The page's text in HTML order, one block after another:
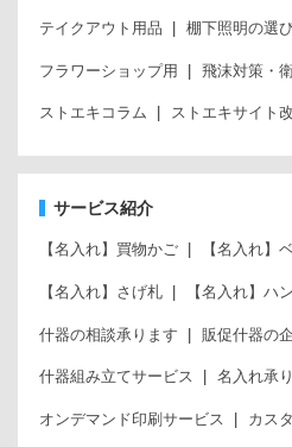
テイクアウト用品 棚下照明の選
フラワーショップ用 飛沫対策・
ストエキコラム ストエキサイト
サービス紹介
【名入れ】買物かご 【名入れ】
【名入れ】さげ札 【名入れ】ハ
什器の相談承ります 販促什器の
什器組み立てサービス 名入れ承
オンデマンド印刷サービス カス